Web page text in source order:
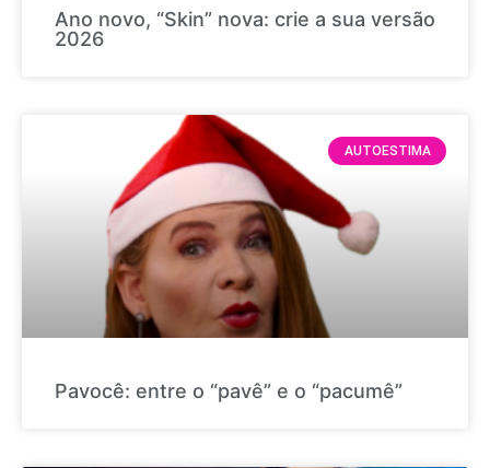
Ano novo, “Skin” nova: crie a sua versão
2026
AUTOESTIMA
Pavocê: entre o “pavê” e o “pacumê”